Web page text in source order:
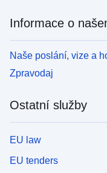
Informace o
Naše poslání, vize a
Zpravodaj
Ostatní služby
EU law
EU tenders